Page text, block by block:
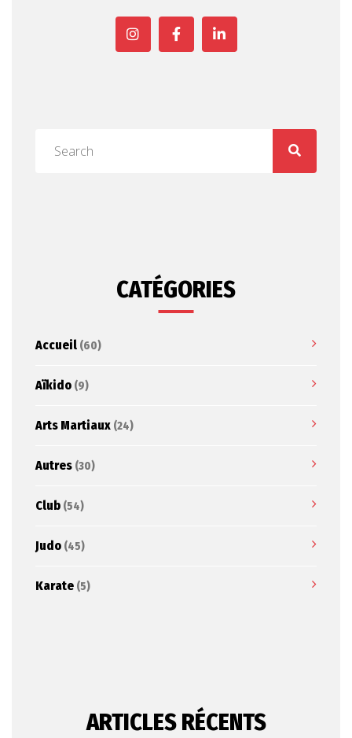
CATÉGORIES
Accueil (60)
Aïkido (9)
Arts Martiaux (24)
Autres (30)
Club (54)
Judo (45)
Karate (5)
ARTICLES RÉCENTS